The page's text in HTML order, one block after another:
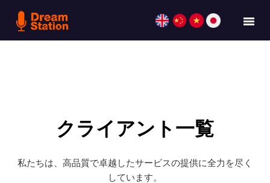
クライアント一覧
私たちは、高品質で卓越したサービスの提供に全力を尽く
しています。